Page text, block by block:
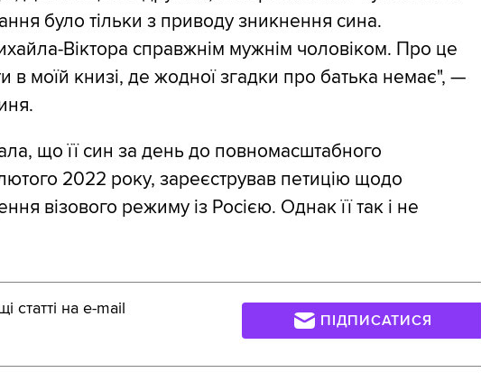
було тільки з приводу зникнення сина.
Віктора справжнім мужнім чоловіком. Про це
в моїй книзі, де жодної згадки про батька немає", —
що її син за день до повномасштабного
2022 року, зареєстрував петицію щодо
візового режиму із Росією. Однак її так і не
статті на e-mail
ПІДПИСАТИСЯ